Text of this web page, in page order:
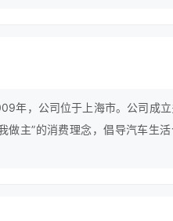
年，公司位于上海市。公司成
主”的消费理念，倡导汽车生活